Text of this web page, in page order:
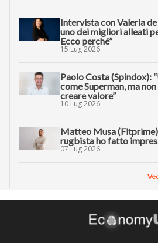
Intervista con Valeria de
uno dei migliori alleati
Ecco perché”
15 Lug 2026
Paolo Costa (Spindox):
come Superman, ma
creare valore”
10 Lug 2026
Matteo Musa
rugbista ho fatto
07 Lug 2026